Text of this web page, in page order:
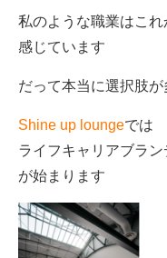
私のような職業はこ
感じています
だって本当に選択肢が
Shine up loungeでは
ライフキャリアブラ
が始まります